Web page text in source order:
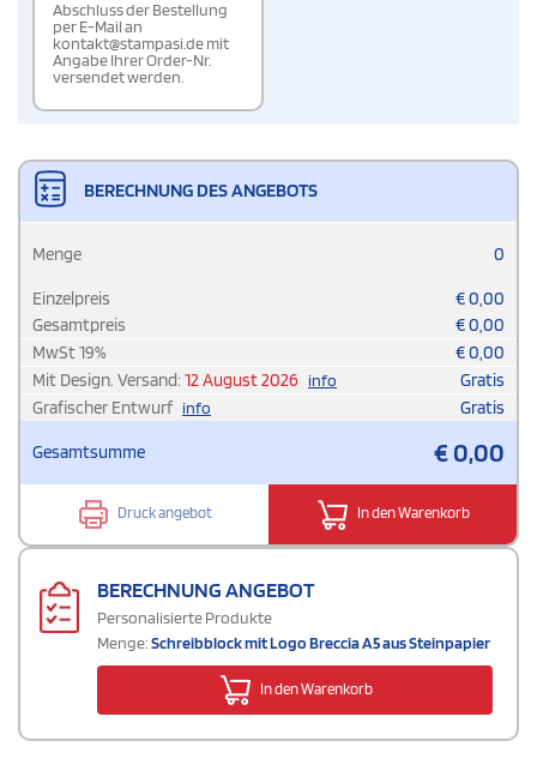
Abschluss der Bestellung
per E-Mail an
kontakt@stampasi.de mit
Angabe Ihrer Order-Nr.
versendet werden.
BERECHNUNG DES ANGEBOTS
Menge 0
Einzelpreis €0,00
Gesamtpreis
€0,00
MwSt19% €0,00
Mit Design. Versand: 12 August 2026 info
Gratis
Grafischer Entwurf info Gratis
Gesamtsumme €0,00
Druck angebot In den Warenkorb
BERECHNUNG ANGEBOT
Personalisierte Produkte
Menge:Schreibblock mit Logo Breccia A5 aus Steinpapier
In den Warenkorb